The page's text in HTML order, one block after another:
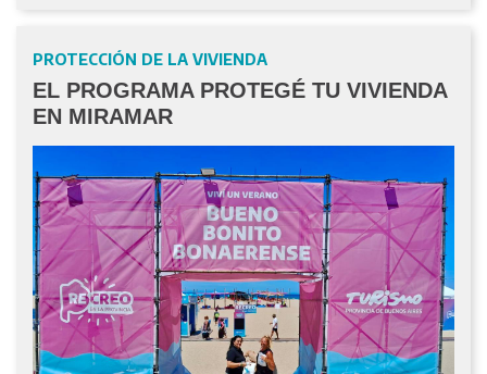
PROTECCIÓN DE LA VIVIENDA
EL PROGRAMA PROTEGÉ TU VIVIENDA
EN MIRAMAR